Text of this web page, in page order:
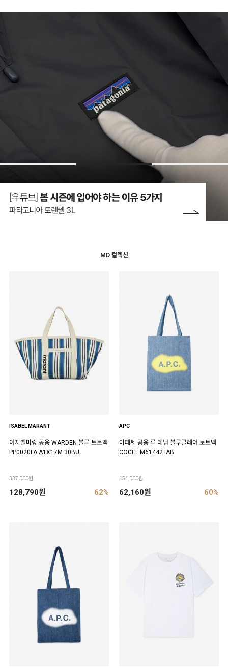
MD 컬렉션
ISABEL MARANT
이자벨마랑 공용 WARDEN 블루 토트백
PP0020FA A1X17M 30BU
337,000원
128,790원 62%
APC
아페쎄 공용 루 데님 블루클레어 토트백
COGEL M61442 IAB
154,000원
62,160원 60%